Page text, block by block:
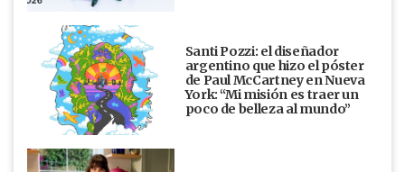
Santi Pozzi: el diseñador
argentino que hizo el póster
de Paul McCartney en Nueva
York: “Mi misión es traer un
poco de belleza al mundo”